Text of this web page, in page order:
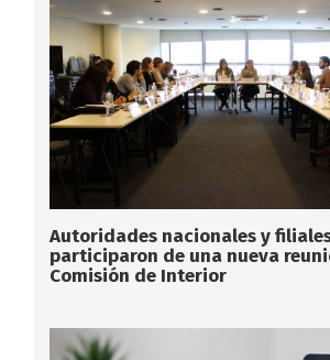
Autoridades nacionales y
participaron de una nueva
Comisión de Interior